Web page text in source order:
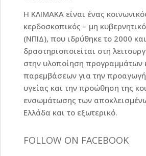
Η ΚΛΙΜΑΚΑ είναι ένας
κερδοσκοπικός – μη
(ΝΠΙΔ), που ιδρύθηκε το 2000 και
δραστηριοποιείται στη
στην υλοποίηση προγραμμάτων
παρεμβάσεων για την
υγείας και την προώθηση της
ενσωμάτωσης των
Ελλάδα και το εξωτερικό.
FOLLOW ON FACEBOOK